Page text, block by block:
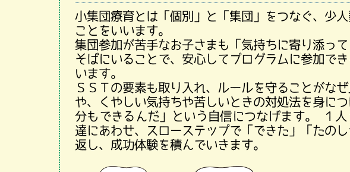
小集団療育とは「個別」と「集団」をつなぐ、少
ことをいいます。
集団参加が苦手なお子さまも「気持ちに寄り添っ
そばにいることで、安心してプログラムに参加で
います。
ＳＳＴの要素も取り入れ、ルールを守ることがな
や、くやしい気持ちや苦しいときの対処法を身に
分もできるんだ」という自信につなげます。 １
達にあわせ、スローステップで「できた」「たの
返し、成功体験を積んでいきます。